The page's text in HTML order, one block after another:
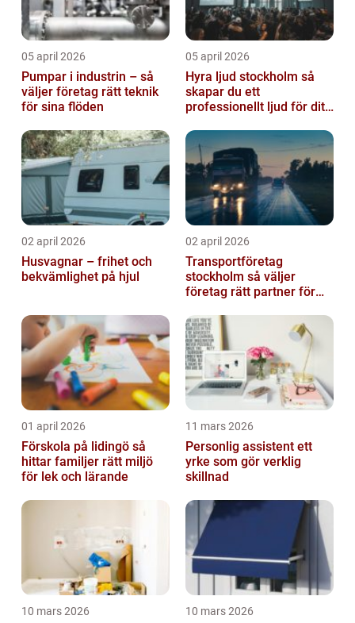
05 april 2026
Pumpar i industrin – så
väljer företag rätt teknik
för sina flöden
05 april 2026
Hyra ljud stockholm så
skapar du ett
professionellt ljud för ditt
02 april 2026
Husvagnar – frihet och
bekvämlighet på hjul
02 april 2026
Transportföretag
stockholm så väljer
företag rätt partner för
01 april 2026
Förskola på lidingö så
hittar familjer rätt miljö
för lek och lärande
11 mars 2026
Personlig assistent ett
yrke som gör verklig
skillnad
10 mars 2026 10 mars 2026